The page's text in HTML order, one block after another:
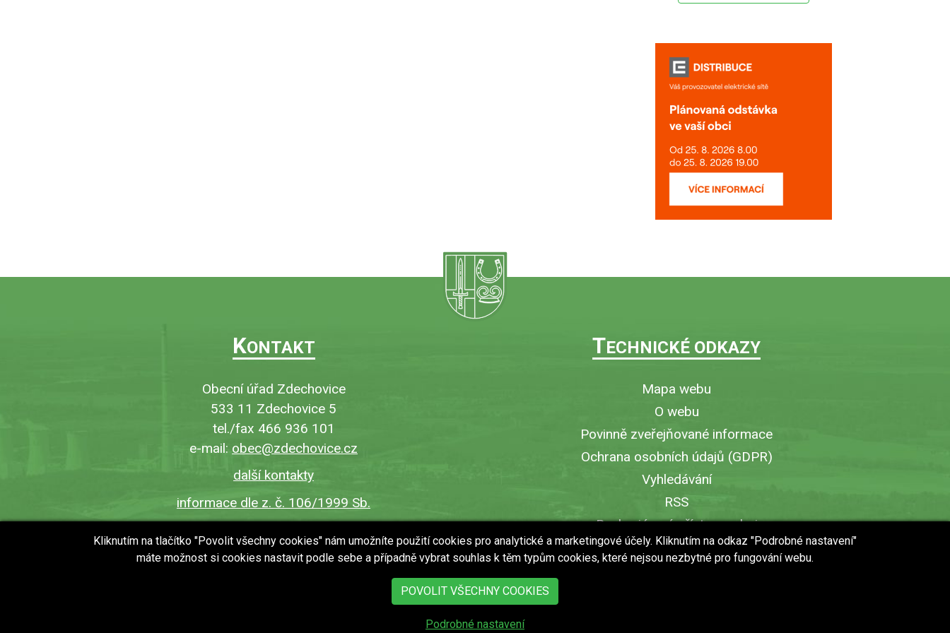
KONTAKT
Obecní úřad Zdechovice
533 11 Zdechovice 5
tel./fax 466 936 101
e-mail: obec@zdechovice.cz
další kontakty
informace dle z. č. 106/1999 Sb.
TECHNICKÉ ODKAZY
Mapa webu
O webu
Povinně zveřejňované informace
Ochrana osobních údajů (GDPR)
Vyhledávání
RSS
Bezbariérový přístup v obci
Vytisknout stránku
Kliknutím na tlačítko "Povolit všechny cookies" nám umožníte použití cookies pro analytické a marketingové účely. Kliknutím na odkaz "Podrobné nastavení"
máte možnost si cookies nastavit podle sebe a případně vybrat souhlas k těm typům cookies, které nejsou nezbytné pro fungování webu.
POVOLIT VŠECHNY COOKIES
Podrobné nastavení